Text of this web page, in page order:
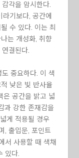
각을 암시한다.
기보다, 공간에
수 있다. 이는 최
는 개성화, 취향
결된다.
중요하다. 이 색
낮은 빛 반사율
은 공간을 밝고 넓
과 강한 존재감을
게 적용될 경우
, 출입문, 포인트
서 사용할 때 색채
있다.